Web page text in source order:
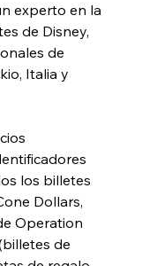
experto en la
de Disney,
de
Italia y
los billetes
Dollars,
Operation
de